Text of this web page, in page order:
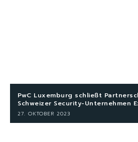
PwC Luxemburg schließt
Schweizer Security-Unternehmen
27. OKTOBER 2023